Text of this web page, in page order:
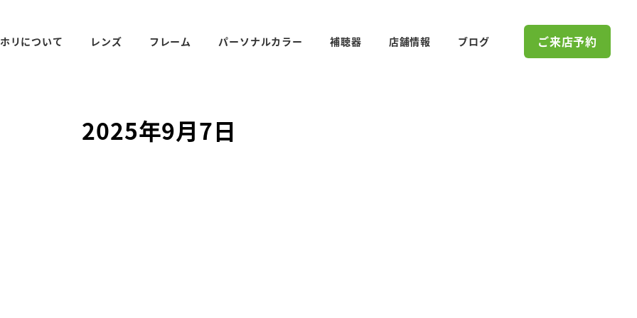
リについて レンズ フレーム パーソナルカラー 補聴器 店舗情報 ブログ ご来店予約
2025年9月7日